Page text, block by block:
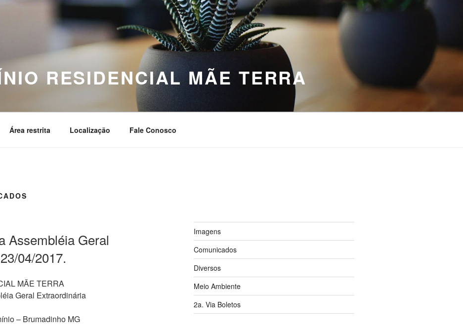
RESIDENCIAL MÃE TERRA
Área restrita Localização Fale Conosco
Assembléia Geral
04/2017.
MÃE TERRA
Geral Extraordinária
– Brumadinho MG
Imagens
Comunicados
Diversos
Meio Ambiente
2a. Via Boletos